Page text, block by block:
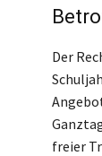
Der
freier